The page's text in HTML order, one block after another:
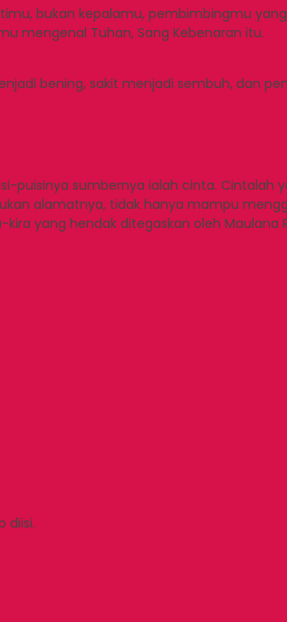
bukan kepalamu, pembimbingmu
mengenal Tuhan, Sang Kebenaran itu.
bening, sakit menjadi sembuh, dan
puisinya sumbernya ialah cinta.
alamatnya, tidak hanya mampu
yang hendak ditegaskan oleh Maulana
diisi.